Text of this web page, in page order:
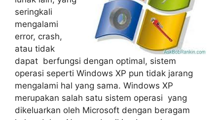
seringkali
mengalami
error, crash,
atau tidak
dapat berfungsi dengan optimal, sistem
operasi seperti Windows XP pun tidak jarang
mengalami hal yang sama. Windows XP
merupakan salah satu sistem operasi yang
dikeluarkan oleh Microsoft dengan beragam